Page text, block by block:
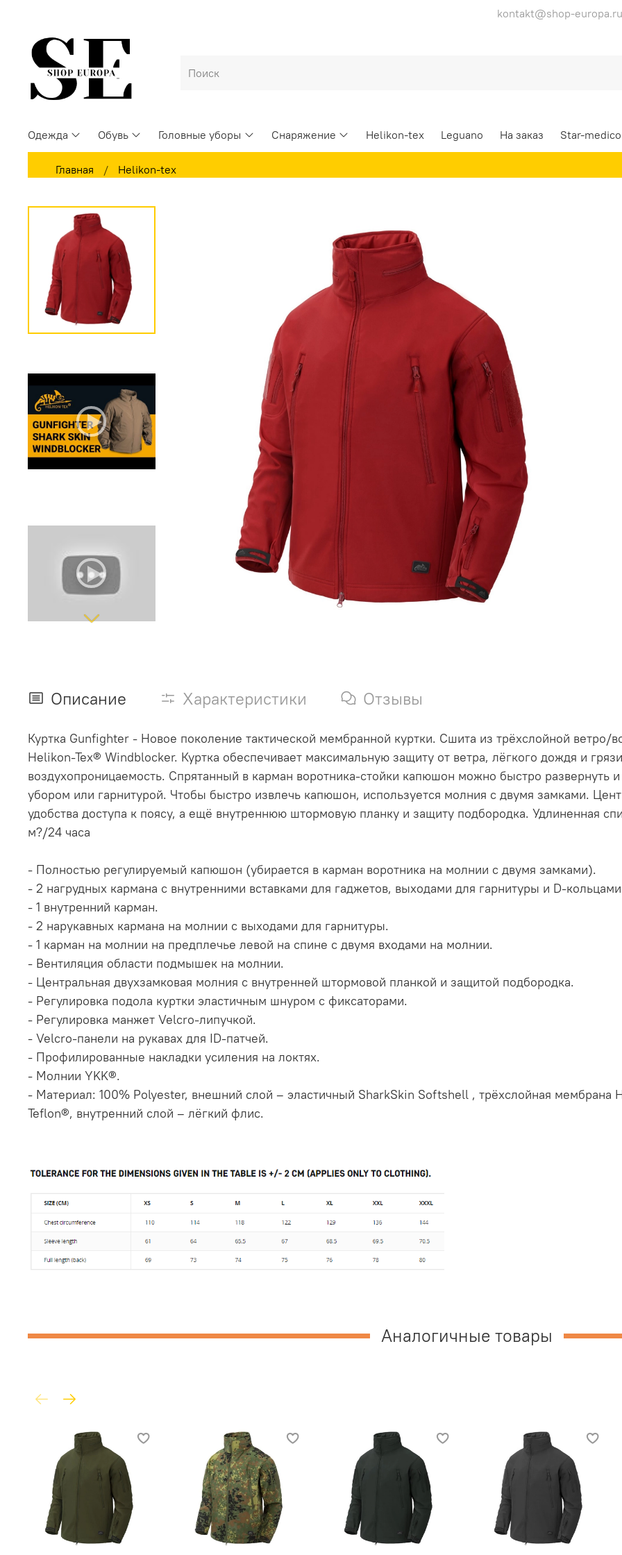
kontakt@shop-europa.ru
Одежда Обувь Головные уборы Снаряжение Helikon-tex Leguano На заказ Star-medico
Главная Helikon-tex
Описание Характеристики Отзывы
Куртка Gunfighter - Новое поколение тактической мембранной куртки. Сшита из трёхслойной
Helikon-Tex® Windblocker. Куртка обеспечивает максимальную защиту от ветра, лёгкого дождя и
воздухопроницаемость. Спрятанный в карман воротника-стойки капюшон можно быстро развернуть
убором или гарнитурой. Чтобы быстро извлечь капюшон, используется молния с двумя замками.
удобства доступа к поясу, а ещё внутреннюю штормовую планку и защиту подбородка. Удлиненная
м?/24 часа
- Полностью регулируемый капюшон (убирается в карман воротника на молнии с двумя замками).
- 2 нагрудных кармана с внутренними вставками для гаджетов, выходами для гарнитуры и D-
- 1 внутренний карман.
- 2 нарукавных кармана на молнии с выходами для гарнитуры.
- 1 карман на молнии на предплечье левой на спине с двумя входами на молнии.
- Вентиляция области подмышек на молнии.
- Центральная двухзамковая молния с внутренней штормовой планкой и защитой подбородка.
- Регулировка подола куртки эластичным шнуром с фиксаторами.
- Регулировка манжет Velсro-липучкой.
- Velсro-панели на рукавах для ID-патчей.
- Профилированные накладки усиления на локтях.
- Молнии YKK®.
- Материал: 100% Polyester, внешний слой – эластичный SharkSkin Softshell , трёхслойная мембрана
Teflon®, внутренний слой – лёгкий флис.
Аналогичные товары